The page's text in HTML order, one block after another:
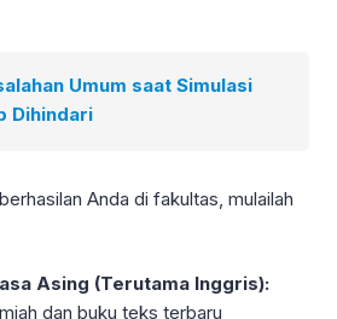
Umum saat Simulasi
Dihindari
Anda di fakultas, mulailah
Asing (Terutama Inggris):
dan buku teks terbaru